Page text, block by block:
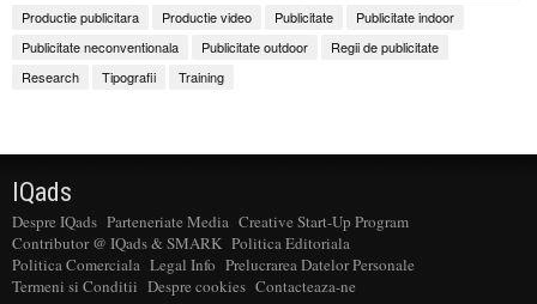
Productie publicitara
Productie video Publicitate
Publicitate indoor
Publicitate neconventionala
Publicitate outdoor
Regii de publicitate
Research
Tipografii Training
IQads
Despre IQads Parteneriate Media Creative Start-Up Program
Contributor @ IQads & SMARK Politica Editoriala
Politica Comerciala Legal Info Prelucrarea Datelor Personale
Termeni si Conditii Despre cookies Contacteaza-ne